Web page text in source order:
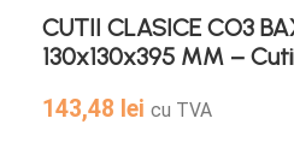
CUTII CLASICE CO3
130x130x395 MM –
143,48 lei cu TVA